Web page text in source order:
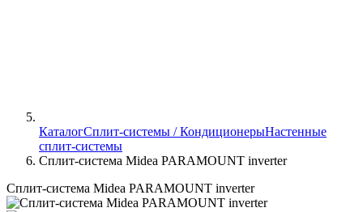
КаталогСплит-системы / КондиционерыНастенные
сплит-системы
Сплит-система Midea PARAMOUNT inverter
Сплит-система Midea PARAMOUNT inverter